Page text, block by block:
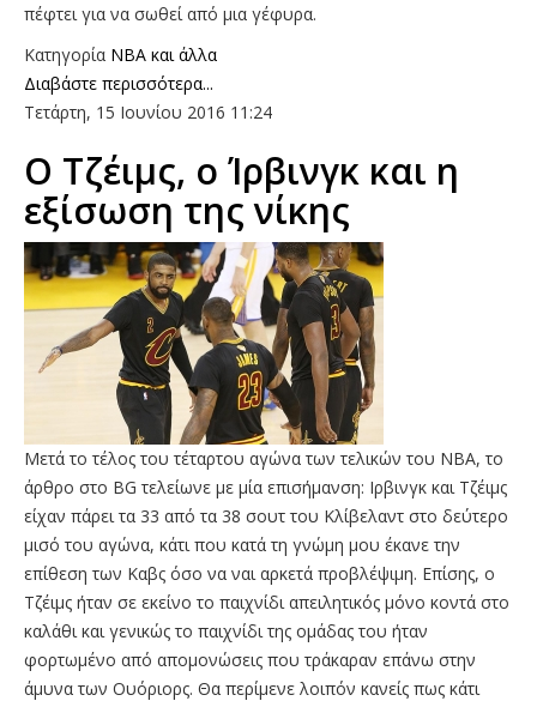
πέφτει για να σωθεί από μια γέφυρα.
Κατηγορία NBA και άλλα
Διαβάστε περισσότερα...
Τετάρτη, 15 Ιουνίου 2016 11:24
Ο Τζέιμς, ο Ίρβινγκ και η
εξίσωση της νίκης
Μετά το τέλος του τέταρτου αγώνα των τελικών του ΝΒΑ, το
άρθρο στο BG τελείωνε με μία επισήμανση: Ιρβινγκ και Τζέιμς
είχαν πάρει τα 33 από τα 38 σουτ του Κλίβελαντ στο δεύτερο
μισό του αγώνα, κάτι που κατά τη γνώμη μου έκανε την
επίθεση των Καβς όσο να ναι αρκετά προβλέψιμη. Επίσης, ο
Tζέιμς ήταν σε εκείνο το παιχνίδι απειλητικός μόνο κοντά στο
καλάθι και γενικώς το παιχνίδι της ομάδας του ήταν
φορτωμένο από απομονώσεις που τράκαραν επάνω στην
άμυνα των Ουόριορς. Θα περίμενε λοιπόν κανείς πως κάτι